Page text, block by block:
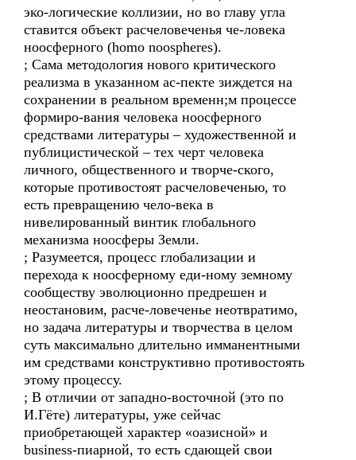
эко-логические коллизии, но во главу угла
ставится объект расчеловеченья че-ловека
ноосферного (homo noospheres).
; Сама методология нового критического
реализма в указанном ас-пекте зиждется на
сохранении в реальном временн;м процессе
формиро-вания человека ноосферного
средствами литературы – художественной и
публицистической – тех черт человека
личного, общественного и творче-ского,
которые противостоят расчеловеченью, то
есть превращению чело-века в
нивелированный винтик глобального
механизма ноосферы Земли.
; Разумеется, процесс глобализации и
перехода к ноосферному еди-ному земному
сообществу эволюционно предрешен и
неостановим, расче-ловеченье неотвратимо,
но задача литературы и творчества в целом
суть максимально длительно имманентными
им средствами конструктивно противостоять
этому процессу.
; В отличии от западно-восточной (это по
И.Гёте) литературы, уже сейчас
приобретающей характер «оазисной» и
businеss-пиарной, то есть сдающей свои